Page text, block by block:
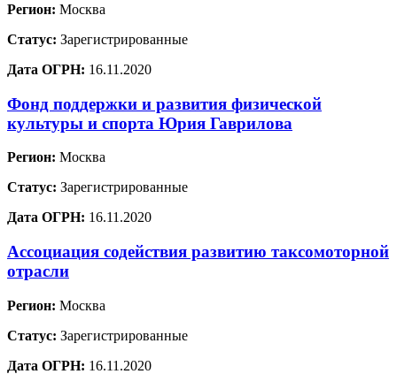
Регион: Москва
Статус: Зарегистрированные
Дата ОГРН: 16.11.2020
Фонд поддержки и развития физической
культуры и спорта Юрия Гаврилова
Регион: Москва
Статус: Зарегистрированные
Дата ОГРН: 16.11.2020
Ассоциация содействия развитию таксомоторной
отрасли
Регион: Москва
Статус: Зарегистрированные
Дата ОГРН: 16.11.2020